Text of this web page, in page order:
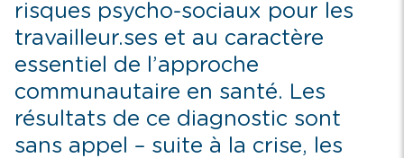
risques psycho-sociaux pour les
travailleur.ses et au caractère
essentiel de l’approche
communautaire en santé. Les
résultats de ce diagnostic sont
sans appel – suite à la crise, les